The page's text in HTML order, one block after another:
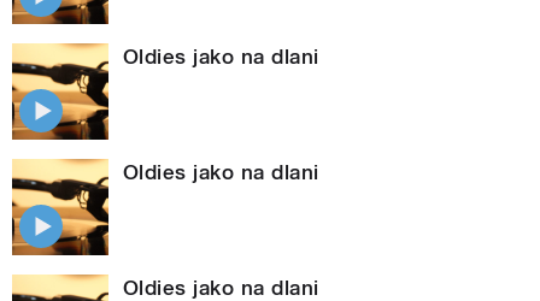
Oldies jako na dlani
Oldies jako na dlani
Oldies jako na dlani